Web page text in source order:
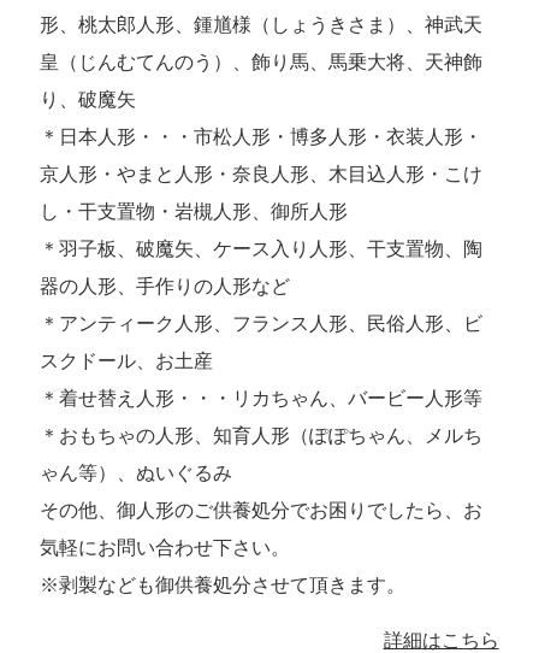
形、桃太郎人形、鍾馗様（しょうきさま）、神武天
皇（じんむてんのう）、飾り馬、馬乗大将、天神飾
り、破魔矢
＊日本人形・・・市松人形・博多人形・衣装人形・
京人形・やまと人形・奈良人形、木目込人形・こけ
し・干支置物・岩槻人形、御所人形
＊羽子板、破魔矢、ケース入り人形、干支置物、陶
器の人形、手作りの人形など
＊アンティーク人形、フランス人形、民俗人形、ビ
スクドール、お土産
＊着せ替え人形・・・リカちゃん、バービー人形等
＊おもちゃの人形、知育人形（ぽぽちゃん、メルち
ゃん等）、ぬいぐるみ
その他、御人形のご供養処分でお困りでしたら、お
気軽にお問い合わせ下さい。
※剥製なども御供養処分させて頂きます。
詳細はこちら